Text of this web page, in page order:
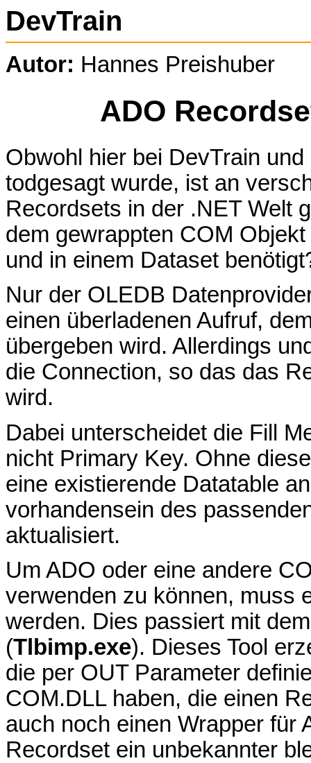
DevTrain
Autor: Hannes Preishuber
ADO
Obwohl hier bei DevTrain
todgesagt wurde, ist an
Recordsets in der .NET Welt
dem gewrappten COM
und in einem Dataset
Nur der OLEDB
einen überladenen Aufruf,
übergeben wird. Allerdings
die Connection, so das das
wird.
Dabei unterscheidet die Fill
nicht Primary Key. Ohne
eine existierende Datatable
vorhandensein des
aktualisiert.
Um ADO oder eine andere
verwenden zu können, muss
werden. Dies passiert mit
(Tlbimp.exe). Dieses Tool
die per OUT Parameter
COM.DLL haben, die einen
auch noch einen Wrapper für
Recordset ein unbekannter